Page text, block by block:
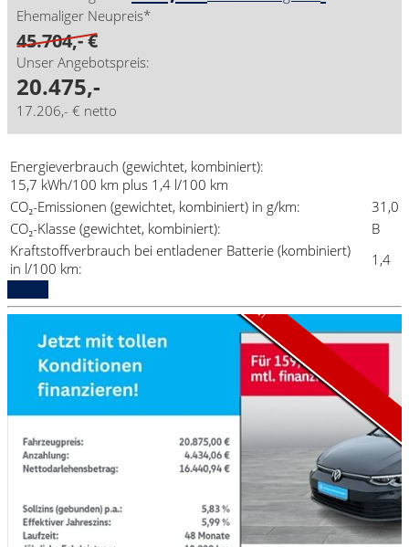
Ehemaliger Neupreis*
45.704,- €
Unser Angebotspreis:
20.475,-
17.206,- € netto
Energieverbrauch (gewichtet, kombiniert):
15,7 kWh/100 km plus 1,4 l/100 km
CO₂-Emissionen (gewichtet, kombiniert) in g/km:
31,0
CO₂-Klasse (gewichtet, kombiniert):
B
Kraftstoffverbrauch bei entladener Batterie (kombiniert)
in l/100 km:
1,4
Aktionsmodell
Lagerverkauf